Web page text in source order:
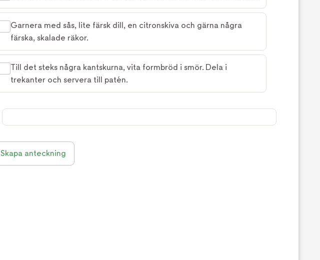
Garnera med sås, lite färsk dill, en citronskiva och gärna några
färska, skalade räkor.
Till det steks några kantskurna, vita formbröd i smör. Dela i
trekanter och servera till patén.
Skapa anteckning